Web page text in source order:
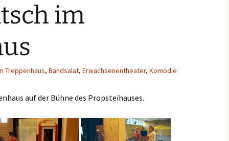
im
Treppenhaus, Bandsalat, Erwachsenentheater, Komödie
auf der Bühne des Propsteihauses.